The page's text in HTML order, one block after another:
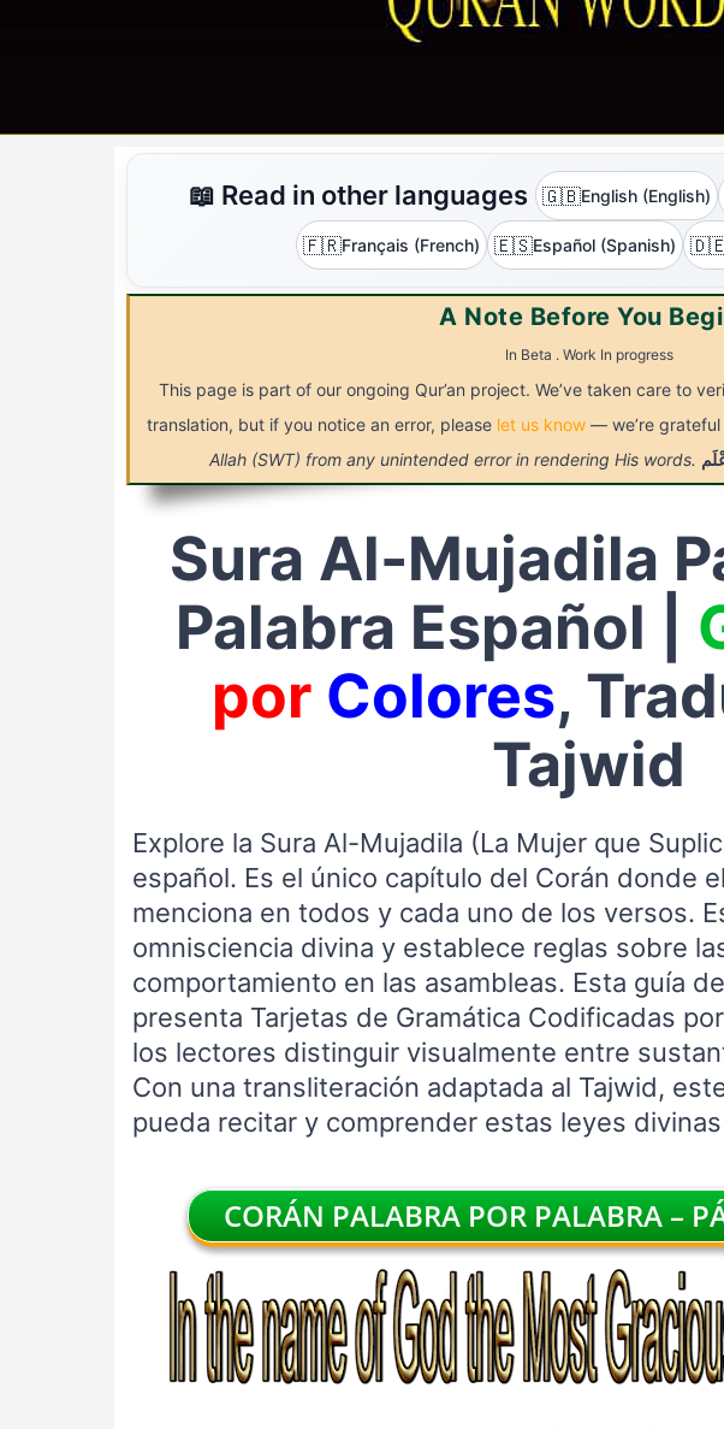
📖 Read in other languages 🇬🇧English (English)
🇫🇷Français (French) 🇪🇸Español (Spanish)
A Note Before You
In Beta . Work In progress
This page is part of our ongoing Qur’an project. We’ve taken care to
translation, but if you notice an error, please let us know — we’re
Allah (SWT) from any unintended error in rendering His words.
Sura Al-Mujadila
Palabra Español |
por Colores,
Tajwid
Explore la Sura Al-Mujadila (La Mujer que
español. Es el único capítulo del Corán donde
menciona en todos y cada uno de los versos.
omnisciencia divina y establece reglas sobre
comportamiento en las asambleas. Esta guía
presenta Tarjetas de Gramática Codificadas
los lectores distinguir visualmente entre
Con una transliteración adaptada al Tajwid,
pueda recitar y comprender estas leyes
CORÁN PALABRA POR PALABRA –